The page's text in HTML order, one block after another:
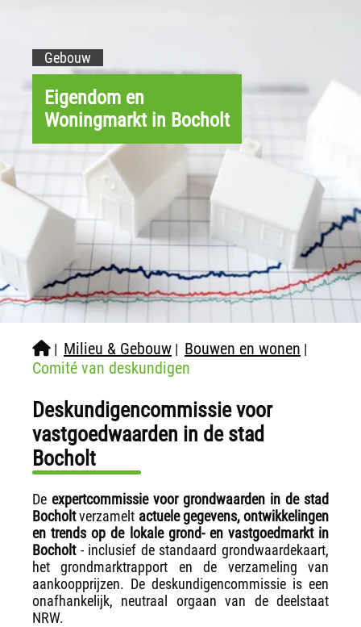
Gebouw
Eigendom en
Woningmarkt in Bocholt
| Milieu & Gebouw | Bouwen en wonen |
Comité van deskundigen
Deskundigencommissie voor
vastgoedwaarden in de stad
Bocholt
De expertcommissie voor grondwaarden in de stad
Bocholtverzamelt actuele gegevens, ontwikkelingen
en trends op de lokale grond- en vastgoedmarkt in
Bocholt- inclusief de standaard grondwaardekaart,
het grondmarktrapport en de verzameling van
aankoopprijzen. De deskundigencommissie is een
onafhankelijk, neutraal orgaan van de deelstaat
NRW.